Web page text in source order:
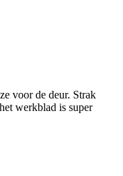
voor de deur. Strak
werkblad is super